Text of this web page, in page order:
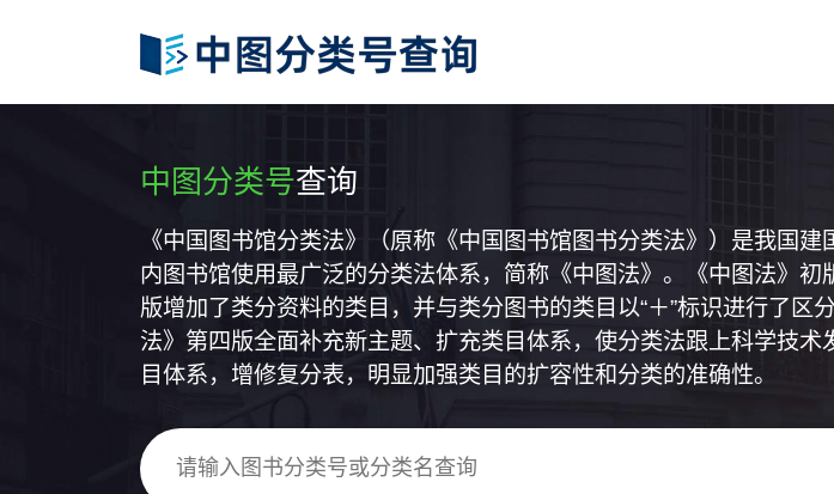
中图分类号查询
《中国图书馆分类法》（原称《中国图书馆图书分类法》）是我国
内图书馆使用最广泛的分类法体系，简称《中图法》。《中图法》
版增加了类分资料的类目，并与类分图书的类目以“＋”标识进行了
法》第四版全面补充新主题、扩充类目体系，使分类法跟上科学技
目体系，增修复分表，明显加强类目的扩容性和分类的准确性。